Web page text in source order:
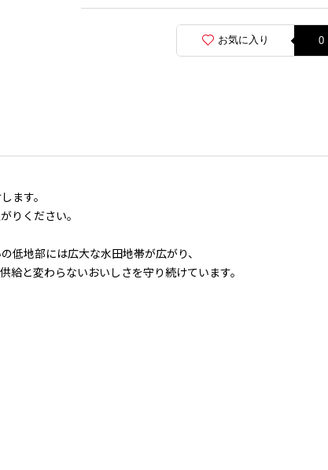
お気に入り 0
ます。
りください。
低地部には広大な水田地帯が広がり、
給と変わらないおいしさを守り続けています。